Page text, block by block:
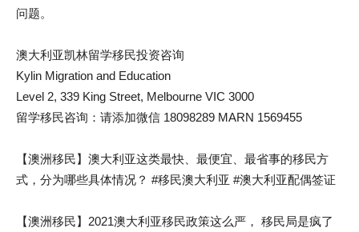
问题。
澳大利亚凯林留学移民投资咨询
Kylin Migration and Education
Level 2, 339 King Street, Melbourne VIC 3000
留学移民咨询：请添加微信 18098289 MARN 1569455
【澳洲移民】澳大利亚这类最快、最便宜、最省事的移民方
式，分为哪些具体情况？ #移民澳大利亚 #澳大利亚配偶签证
【澳洲移民】2021澳大利亚移民政策这么严， 移民局是疯了